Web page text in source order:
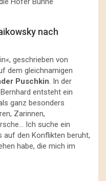
nach
geschrieben von
dem gleichnamigen
Puschkin. In der
entsteht ein
ganz besonders
Zarinnen,
Ich suche ein
auf den Konflikten beruht,
habe, die mich im